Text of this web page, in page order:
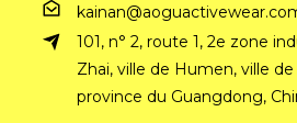
101, n° 2, route 1, 2e zone
Zhai, ville de Humen, ville
province du Guangdong,